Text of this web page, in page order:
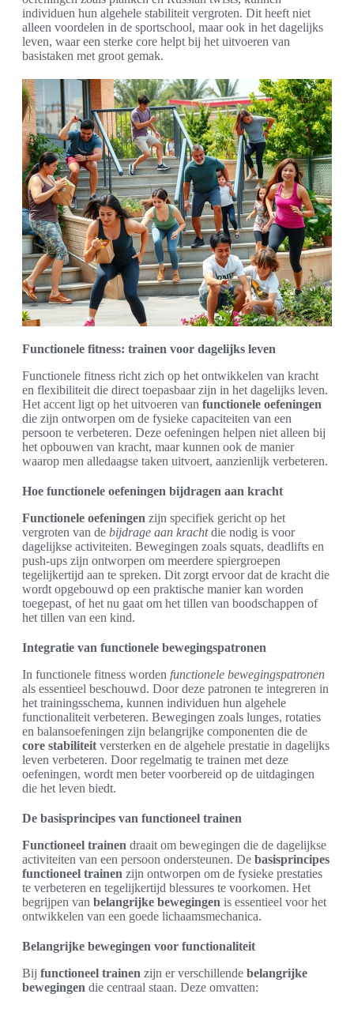
individuen hun algehele stabiliteit vergroten. Dit heeft niet
alleen voordelen in de sportschool, maar ook in het dagelijks
leven, waar een sterke core helpt bij het uitvoeren van
basistaken met groot gemak.
Functionele fitness: trainen voor dagelijks leven
Functionele fitness richt zich op het ontwikkelen van kracht
en flexibiliteit die direct toepasbaar zijn in het dagelijks leven.
Het accent ligt op het uitvoeren van functionele oefeningen
die zijn ontworpen om de fysieke capaciteiten van een
persoon te verbeteren. Deze oefeningen helpen niet alleen bij
het opbouwen van kracht, maar kunnen ook de manier
waarop men alledaagse taken uitvoert, aanzienlijk verbeteren.
Hoe functionele oefeningen bijdragen aan kracht
Functionele oefeningen zijn specifiek gericht op het
vergroten van de bijdrage aan krachtdie nodig is voor
dagelijkse activiteiten. Bewegingen zoals squats, deadlifts en
push-ups zijn ontworpen om meerdere spiergroepen
tegelijkertijd aan te spreken. Dit zorgt ervoor dat de kracht die
wordt opgebouwd op een praktische manier kan worden
toegepast, of het nu gaat om het tillen van boodschappen of
het tillen van een kind.
Integratie van functionele bewegingspatronen
In functionele fitness worden functionele bewegingspatronen
als essentieel beschouwd. Door deze patronen te integreren in
het trainingsschema, kunnen individuen hun algehele
functionaliteit verbeteren. Bewegingen zoals lunges, rotaties
en balansoefeningen zijn belangrijke componenten die de
core stabiliteit versterken en de algehele prestatie in dagelijks
leven verbeteren. Door regelmatig te trainen met deze
oefeningen, wordt men beter voorbereid op de uitdagingen
die het leven biedt.
De basisprincipes van functioneel trainen
Functioneel trainen draait om bewegingen die de dagelijkse
activiteiten van een persoon ondersteunen. De basisprincipes
functioneel trainen zijn ontworpen om de fysieke prestaties
te verbeteren en tegelijkertijd blessures te voorkomen. Het
begrijpen van belangrijke bewegingen is essentieel voor het
ontwikkelen van een goede lichaamsmechanica.
Belangrijke bewegingen voor functionaliteit
Bij functioneel trainen zijn er verschillende belangrijke
bewegingen die centraal staan. Deze omvatten: